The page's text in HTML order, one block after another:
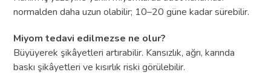
normalden daha uzun olabilir; 10–20 güne kadar sürebilir.
Miyom tedavi edilmezse ne olur?
Büyüyerek şikâyetleri artırabilir. Kansızlık, ağrı, karında
baskı şikâyetleri ve kısırlık riski görülebilir.